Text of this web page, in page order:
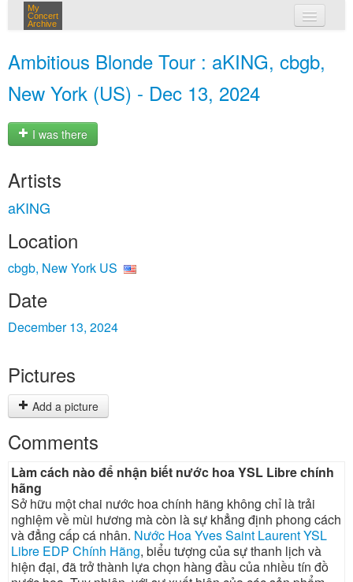
My
Concert
Archive
Ambitious Blonde Tour : aKING, cbgb,
New York (US) - Dec 13, 2024
I was there
Artists
aKING
Location
cbgb, New York US
Date
December 13, 2024
Pictures
Add a picture
Comments
Làm cách nào để nhận biết nước hoa YSL Libre chính
hãng
Sở hữu một chai nước hoa chính hãng không chỉ là trải
nghiệm về mùi hương mà còn là sự khẳng định phong cách
và đẳng cấp cá nhân. Nước Hoa Yves Saint Laurent YSL
Libre EDP Chính Hãng, biểu tượng của sự thanh lịch và
hiện đại, đã trở thành lựa chọn hàng đầu của nhiều tín đồ